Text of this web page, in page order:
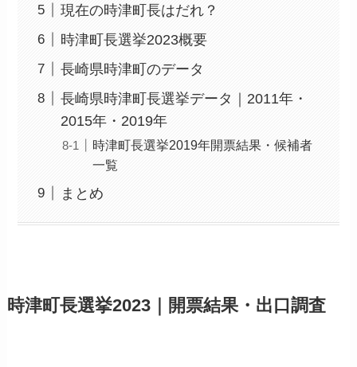
現在の時津町長はだれ？
時津町長選挙2023概要
長崎県時津町のデータ
長崎県時津町長選挙データ｜2011年・
2015年・2019年
時津町長選挙2019年開票結果・候補者
一覧
まとめ
時津町長選挙2023｜開票結果・出口調査